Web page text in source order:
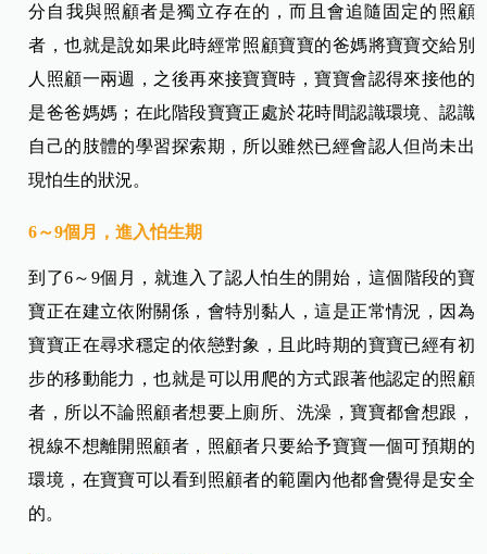
分自我與照顧者是獨立存在的，而且會追隨固定的照顧
者，也就是說如果此時經常照顧寶寶的爸媽將寶寶交給別
人照顧一兩週，之後再來接寶寶時，寶寶會認得來接他的
是爸爸媽媽；在此階段寶寶正處於花時間認識環境、認識
自己的肢體的學習探索期，所以雖然已經會認人但尚未出
現怕生的狀況。
6～9個月，進入怕生期
到了6～9個月，就進入了認人怕生的開始，這個階段的寶
寶正在建立依附關係，會特別黏人，這是正常情況，因為
寶寶正在尋求穩定的依戀對象，且此時期的寶寶已經有初
步的移動能力，也就是可以用爬的方式跟著他認定的照顧
者，所以不論照顧者想要上廁所、洗澡，寶寶都會想跟，
視線不想離開照顧者，照顧者只要給予寶寶一個可預期的
環境，在寶寶可以看到照顧者的範圍內他都會覺得是安全
的。